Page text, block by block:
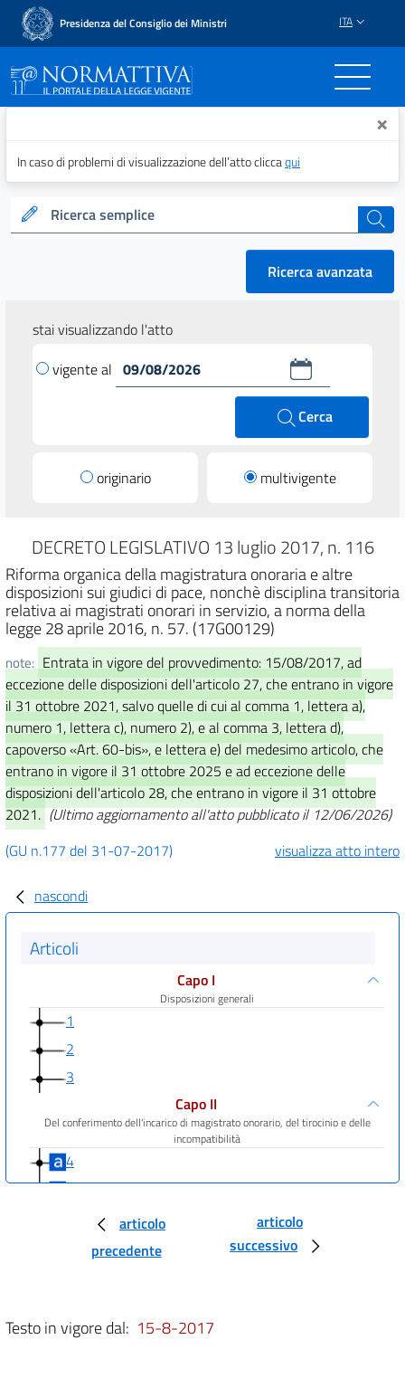
Presidenza del Consiglio dei Ministri ITA
Normattiva - Il portale ×
In caso di problemi di visualizzazione dell’atto cliccaqui
Ricerca semplice cerca
Ricerca avanzata
stai visualizzando l'atto
vigente al
Cerca
originario multivigente
DECRETO LEGISLATIVO 13 luglio 2017, n. 116
Riforma organica della magistratura onoraria e altre
disposizioni sui giudici di pace, nonchè disciplina transitoria
relativa ai magistrati onorari in servizio, a norma della
legge 28 aprile 2016, n. 57. (17G00129)
note: Entrata in vigore del provvedimento: 15/08/2017, ad
eccezione delle disposizioni dell'articolo 27, che entrano in vigore
il 31 ottobre 2021, salvo quelle di cui al comma 1, lettera a),
numero 1, lettera c), numero 2), e al comma 3, lettera d),
capoverso «Art. 60-bis», e lettera e) del medesimo articolo, che
entrano in vigore il 31 ottobre 2025 e ad eccezione delle
disposizioni dell'articolo 28, che entrano in vigore il 31 ottobre
2021. (Ultimo aggiornamento all'atto pubblicato il 12/06/2026)
(GU n.177 del 31-07-2017)
visualizza atto intero
nascondi
Articoli
Capo I
Disposizioni generali
1
2
3
Capo II
Del conferimento dell'incarico di magistrato onorario, del tirocinio e delle
incompatibilità
4
5
8
articolo
precedente
articolo
successivo
Testo in vigore dal: 15-8-2017